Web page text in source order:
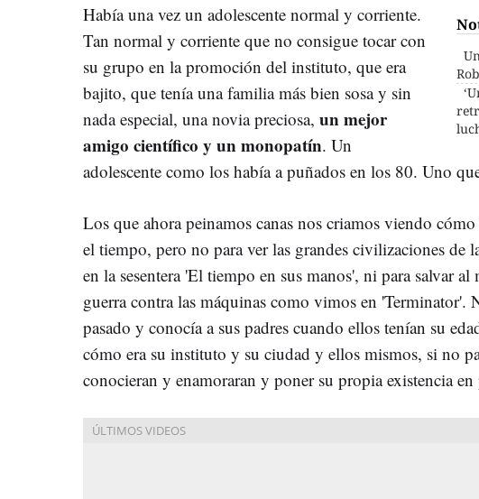
Había una vez un adolescente normal y corriente.
Tan normal y corriente que no consigue tocar con
su grupo en la promoción del instituto, que era
bajito, que tenía una familia más bien sosa y sin
nada especial, una novia preciosa, un mejor
amigo científico y un monopatín. Un
adolescente como los había a puñados en los 80. Uno
Los que ahora peinamos canas nos criamos viendo cómo
el tiempo, pero no para ver las grandes civilizaciones de
en la sesentera 'El tiempo en sus manos', ni para salvar
guerra contra las máquinas como vimos en 'Terminator'.
pasado y conocía a sus padres cuando ellos tenían su
cómo era su instituto y su ciudad y ellos mismos, si no
conocieran y enamoraran y poner su propia existencia